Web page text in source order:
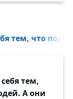
тем, что
тем,
А они